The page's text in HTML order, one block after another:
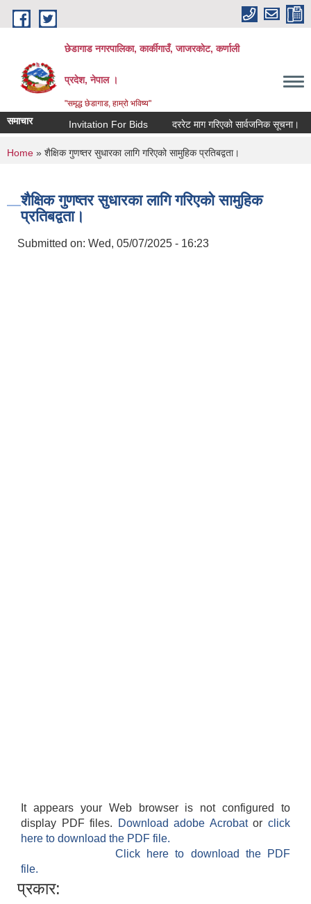
Skip to main content
छेडागाड नगरपालिका, कार्कीगाउँ, जाजरकाेट, कर्णाली
प्रदेश, नेपाल ।
"समृद्ध छेडागाड, हाम्रो भविष्य"
समाचार Invitation For Bids दररेट माग गरिएको सार्वजनिक सूचना।
You are here
Home » शैक्षिक गुणष्तर सुधारका लागि गरिएको सामुहिक प्रतिबद्वता।
शैक्षिक गुणष्तर सुधारका लागि गरिएको सामुहिक
प्रतिबद्वता।
Submitted on: Wed, 05/07/2025 - 16:23
It appears your Web browser is not configured to
display PDF files.
Download adobe Acrobatorclick
here to download the PDF file.
Click here to download the PDF
file.
प्रकार: